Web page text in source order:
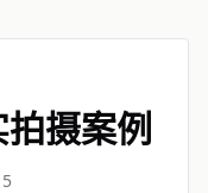
摄案例